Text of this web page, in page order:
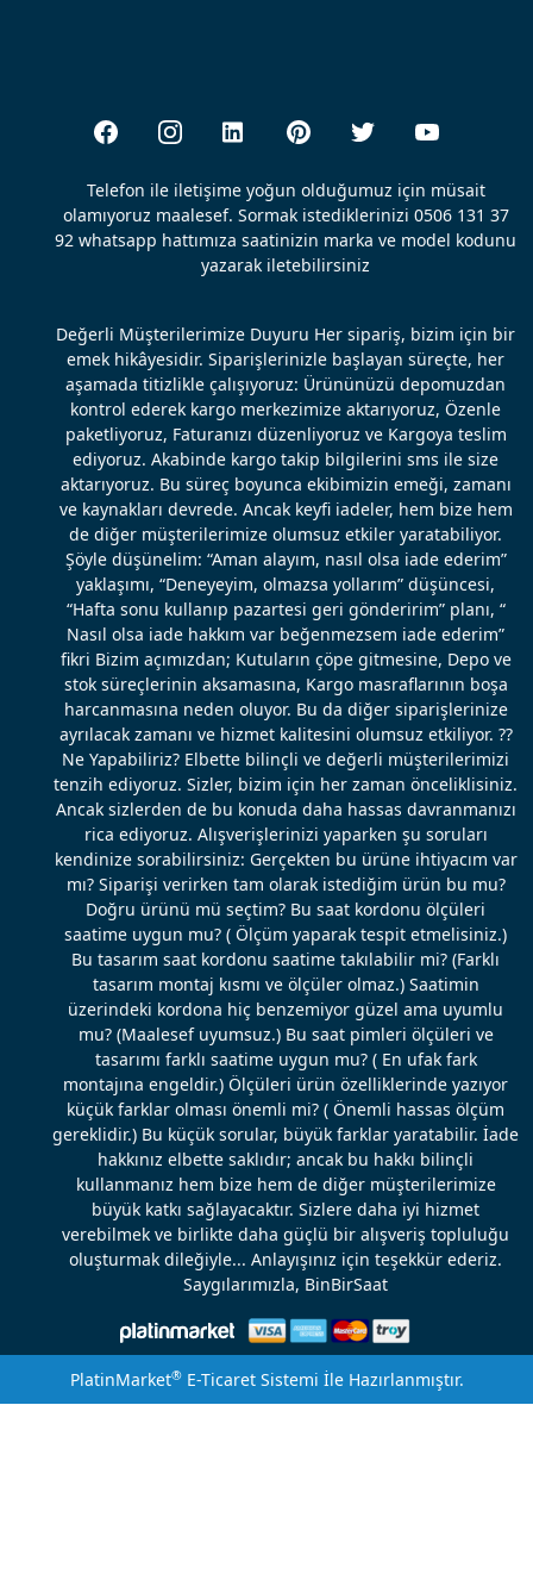
Telefon ile iletişime yoğun olduğumuz için müsait
olamıyoruz maalesef. Sormak istediklerinizi 0506 131 37
92 whatsapp hattımıza saatinizin marka ve model kodunu
yazarak iletebilirsiniz
Değerli Müşterilerimize Duyuru Her sipariş, bizim için bir
emek hikâyesidir. Siparişlerinizle başlayan süreçte, her
aşamada titizlikle çalışıyoruz: Ürününüzü depomuzdan
kontrol ederek kargo merkezimize aktarıyoruz, Özenle
paketliyoruz, Faturanızı düzenliyoruz ve Kargoya teslim
ediyoruz. Akabinde kargo takip bilgilerini sms ile size
aktarıyoruz. Bu süreç boyunca ekibimizin emeği, zamanı
ve kaynakları devrede. Ancak keyfi iadeler, hem bize hem
de diğer müşterilerimize olumsuz etkiler yaratabiliyor.
Şöyle düşünelim: “Aman alayım, nasıl olsa iade ederim”
yaklaşımı, “Deneyeyim, olmazsa yollarım” düşüncesi,
“Hafta sonu kullanıp pazartesi geri gönderirim” planı, “
Nasıl olsa iade hakkım var beğenmezsem iade ederim”
fikri Bizim açımızdan; Kutuların çöpe gitmesine, Depo ve
stok süreçlerinin aksamasına, Kargo masraflarının boşa
harcanmasına neden oluyor. Bu da diğer siparişlerinize
ayrılacak zamanı ve hizmet kalitesini olumsuz etkiliyor. ??
Ne Yapabiliriz? Elbette bilinçli ve değerli müşterilerimizi
tenzih ediyoruz. Sizler, bizim için her zaman önceliklisiniz.
Ancak sizlerden de bu konuda daha hassas davranmanızı
rica ediyoruz. Alışverişlerinizi yaparken şu soruları
kendinize sorabilirsiniz: Gerçekten bu ürüne ihtiyacım var
mı? Siparişi verirken tam olarak istediğim ürün bu mu?
Doğru ürünü mü seçtim? Bu saat kordonu ölçüleri
saatime uygun mu? ( Ölçüm yaparak tespit etmelisiniz.)
Bu tasarım saat kordonu saatime takılabilir mi? (Farklı
tasarım montaj kısmı ve ölçüler olmaz.) Saatimin
üzerindeki kordona hiç benzemiyor güzel ama uyumlu
mu? (Maalesef uyumsuz.) Bu saat pimleri ölçüleri ve
tasarımı farklı saatime uygun mu? ( En ufak fark
montajına engeldir.) Ölçüleri ürün özelliklerinde yazıyor
küçük farklar olması önemli mi? ( Önemli hassas ölçüm
gereklidir.) Bu küçük sorular, büyük farklar yaratabilir. İade
hakkınız elbette saklıdır; ancak bu hakkı bilinçli
kullanmanız hem bize hem de diğer müşterilerimize
büyük katkı sağlayacaktır. Sizlere daha iyi hizmet
verebilmek ve birlikte daha güçlü bir alışveriş topluluğu
oluşturmak dileğiyle... Anlayışınız için teşekkür ederiz.
Saygılarımızla, BinBirSaat
PlatinMarket®E-Ticaret Sistemi İle Hazırlanmıştır.